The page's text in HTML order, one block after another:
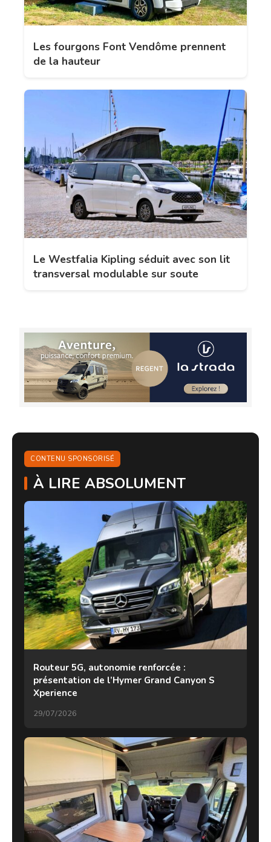
Les fourgons Font Vendôme prennent
de la hauteur
Le Westfalia Kipling séduit avec son lit
transversal modulable sur soute
CONTENU SPONSORISÉ
À LIRE ABSOLUMENT
Routeur 5G, autonomie renforcée :
présentation de l’Hymer Grand Canyon S
Xperience
29/07/2026